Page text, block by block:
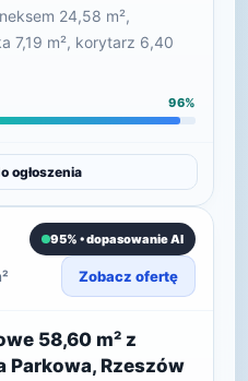
24,58 m²,
7,19 m², korytarz 6,40
96%
ogłoszenia
95% • dopasowanie AI
Zobacz ofertę
58,60 m² z
Parkowa, Rzeszów